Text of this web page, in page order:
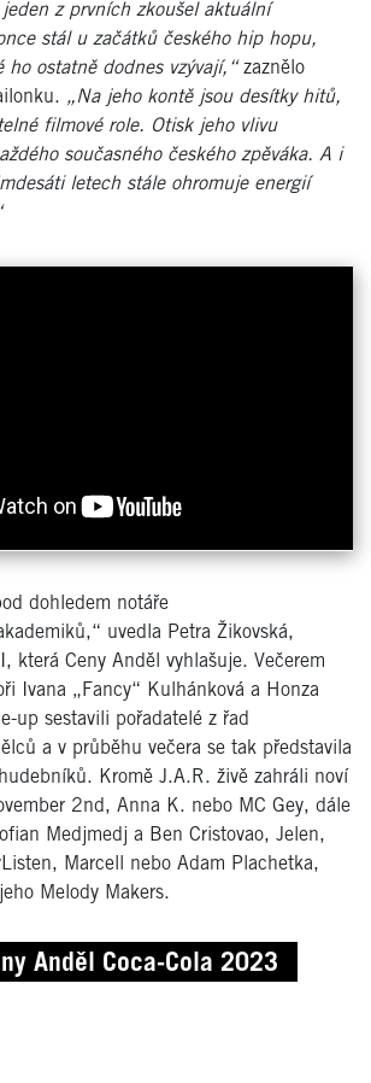
z prvních zkoušel aktuální
stál u začátků českého hip hopu,
ho ostatně dodnes vzývají,“zaznělo
„Na jeho kontě jsou desítky hitů,
filmové role. Otisk jeho vlivu
současného českého zpěváka. A i
letech stále ohromuje energií
dohledem notáře
uvedla Petra Žikovská,
která Ceny Anděl vyhlašuje. Večerem
Ivana „Fancy“ Kulhánková a Honza
up sestavili pořadatelé z řad
a v průběhu večera se tak představila
Kromě J.A.R. živě zahráli noví
2nd, Anna K. nebo MC Gey, dále
Medjmedj a Ben Cristovao, Jelen,
Marcell nebo Adam Plachetka,
Melody Makers.
Anděl Coca-Cola 2023